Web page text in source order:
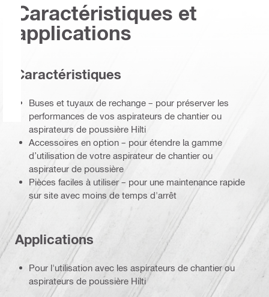
Caractéristiques et
applications
Caractéristiques
Buses et tuyaux de rechange – pour préserver les
performances de vos aspirateurs de chantier ou
aspirateurs de poussière Hilti
Accessoires en option – pour étendre la gamme
d’utilisation de votre aspirateur de chantier ou
aspirateur de poussière
Pièces faciles à utiliser – pour une maintenance rapide
sur site avec moins de temps d'arrêt
Applications
Pour l'utilisation avec les aspirateurs de chantier ou
aspirateurs de poussière Hilti